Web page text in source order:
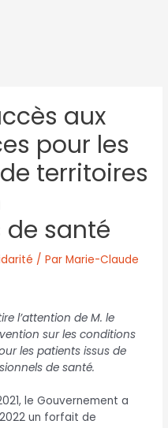
aux
pour les
territoires
de santé
/ ParMarie-Claude
l’attention de M. le
sur les conditions
les patients issus de
de santé.
le Gouvernement a
un forfait de